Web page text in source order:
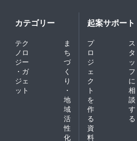
カテゴリー
テク
ノロ
ジー
・ガ
ジェ
ット
ま
ち
づ
く
り
・
地
域
活
性
化
起案サポート
プ
ロ
ジ
ェ
ク
ト
を
作
る
ス
タ
ッ
フ
に
相
談
す
る
資
料